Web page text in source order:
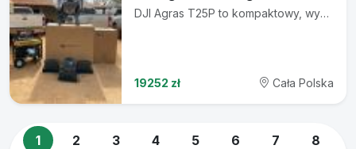
DJI Agras T25P to kompaktowy, wysoce wydajny dron rolniczy, zaprojektowany z myślą o operatorach indywidualnych oraz małych i średnich gospodarstwach rolnych. Łącząc mobilność z profesjonalną mocą, urządzenie to zapewnia niezwykle precyzyjne opryski, rozsiew oraz mapowanie, a wszystko to w lekkiej, składanej konstrukcji. Kluczowe cechy: Elastyczna ładowność: Obsługuje ładunek do oprysków o masie 20 kg (5,3 gal) lub ładunek do rozsiewu o masie 25 kg (6,6 gal), oferując wszechstronne zastosowanie do nawozów, nasion i środków ochrony roślin. Niezrównana precyzja oprysku: Wyposażony w system odśrodkowych dysz z podwójną atomizacją, który zapewnia jednolitą wielkość kropli (50–500 μm) oraz przepływ do 16 l/min (z możliwością rozszerzenia do 24 l/min dzięki zestawowi 4 dysz). Zaawansowany system bezpieczeństwa 3.0: Wyposażony w przednie i tylne radary z szykiem fazowym oraz system wizyjny z dwiema kamerami (binokularny), umożliwiający wielowymiarowe wykrywanie przeszkód i podążanie za ukształtowaniem terenu na zboczach o nachyleniu do 50°. Wysokowydajne mapowanie: Zintegrowana kamera FPV na gimbalu o wysokiej rozdzielczości umożliwia inspekcję pól w czasie rzeczywistym, pozwalając na zmapowanie 13 hektarów (32 akrów) w zaledwie 10 minut. Ultraszybkie ładowanie: W połączeniu z inteligentnym akumulatorem lotniczym DB800 oraz inteligentną ładowarką C8000, system umożliwia ultraszybkie ładowanie w czasie 9–12 minut, pozwalając na dłuższy czas pracy w powietrzu. Skontaktuj się z nami już dziś, aby uzyskać wycenę: WhatsApp: +33 758 56 21 59 Telegram: @gwares3
19252 zł Cała Polska
1 2 3 4 5 6 7
8